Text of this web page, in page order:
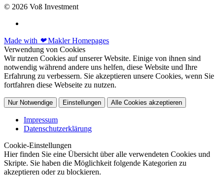
© 2026 Voß Investment
Made with ❤Makler Homepages
Verwendung von Cookies
Wir nutzen Cookies auf unserer Website. Einige von ihnen sind
notwendig während andere uns helfen, diese Website und Ihre
Erfahrung zu verbessern. Sie akzeptieren unsere Cookies, wenn Sie
fortfahren diese Webseite zu nutzen.
Nur Notwendige Einstellungen Alle Cookies akzeptieren
Impressum
Datenschutzerklärung
Cookie-Einstellungen
Hier finden Sie eine Übersicht über alle verwendeten Cookies und
Skripte. Sie haben die Möglichkeit folgende Kategorien zu
akzeptieren oder zu blockieren.